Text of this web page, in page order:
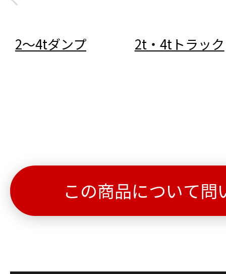
2～4tダンプ 2t・4tトラック
この商品について問